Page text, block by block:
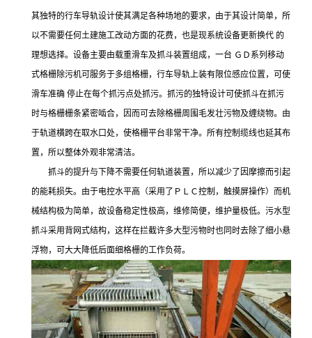
其独特的行车导轨设计使其满足各种场地的要求，由于其设计简单，所
以不需要任何土建施工改动方面的花费，也是现系统设备更新换代 的
理想选择。设备主要由载重滑车及抓斗装置组成，一台 ＧＤ系列移动
式格栅除污机可服务于多组格栅，行车导轨上装有限位感应位置，可使
滑车准确 停止在每个抓污点处抓污。抓污的独特设计可使抓斗在抓污
时与格栅栅条紧密啮合，因而可去除格栅周围毛发壮污物及缠绕物。由
于轨道横跨在取水口处，使格栅平台非常干净。所有控制缆线也延其布
置，所以整体外观非常清洁。
抓斗的提升与下降不需要任何轨道装置，所以减少了因摩擦而引起
的能耗损失。由于电控水平高（采用了ＰＬＣ控制，触摸屏操作）而机
械结构极为简单，故设备稳定性极高，维修简便，维护量极低。污水型
抓斗采用背网式结构，这样在拦截许多大型污物时也同时去除了细小悬
浮物，可大大降低后面细格栅的工作负荷。